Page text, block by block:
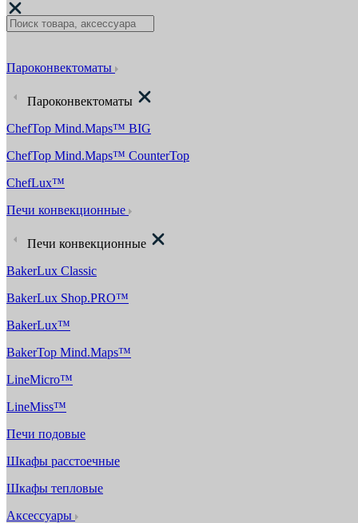
Пароконвектоматы
Пароконвектоматы
ChefTop Mind.Maps™ BIG
ChefTop Mind.Maps™ CounterTop
ChefLux™
Печи конвекционные
Печи конвекционные
BakerLux Classic
BakerLux Shop.PRO™
BakerLux™
BakerTop Mind.Maps™
LineMicro™
LineMiss™
Печи подовые
Шкафы расстоечные
Шкафы тепловые
Аксессуары